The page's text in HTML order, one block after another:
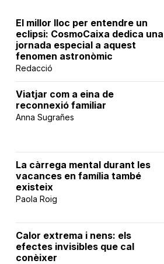
El millor lloc per entendre un
eclipsi: CosmoCaixa dedica una
jornada especial a aquest
fenomen astronòmic
Redacció
Viatjar com a eina de
reconnexió familiar
Anna Sugrañes
La càrrega mental durant les
vacances en família també
existeix
Paola Roig
Calor extrema i nens: els
efectes invisibles que cal
conèixer